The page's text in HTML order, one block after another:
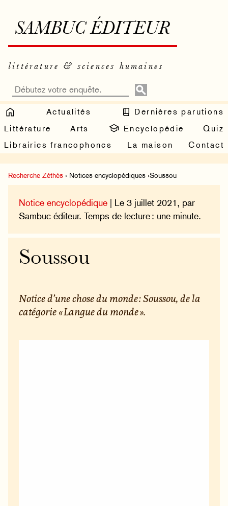
SAMBUC ÉDITEUR
littérature & sciences humaines
Actualités
Dernières parutions
Littérature
Arts Encyclopédie
Quiz
Librairies francophones
La maison Contact
Recherche Zéthès › Notices encyclopédiques ›Soussou
Notice encyclopédique | Le 3 juillet 2021, par
Sambuc éditeur. Temps de lecture : une minute.
Soussou
Notice d’une chose du monde : Soussou, de la
catégorie « Langue du monde ».